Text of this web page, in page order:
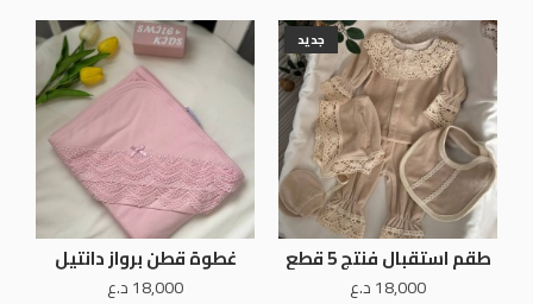
جديد
طقم استقبال فنتج 5 قطع
18,000 د.ع
غطوة قطن برواز دانتيل
18,000 د.ع